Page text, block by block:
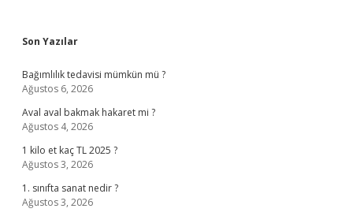
Sidebar
Son Yazılar
Bağımlılık tedavisi mümkün mü ?
Ağustos 6, 2026
Aval aval bakmak hakaret mi ?
Ağustos 4, 2026
1 kilo et kaç TL 2025 ?
Ağustos 3, 2026
1. sınıfta sanat nedir ?
Ağustos 3, 2026